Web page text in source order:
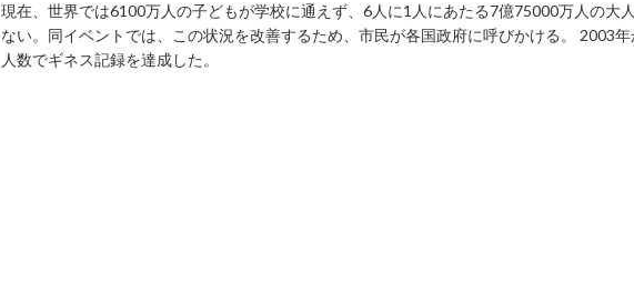
現在、世界では6100万人の子どもが学校に通えず、6人に1人にあたる7億75000万人の大
ない。同イベントでは、この状況を改善するため、市民が各国政府に呼びかける。 2003
人数でギネス記録を達成した。